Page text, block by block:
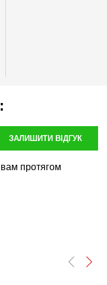
ЗАЛИШИТИ ВІДГУК
протягом